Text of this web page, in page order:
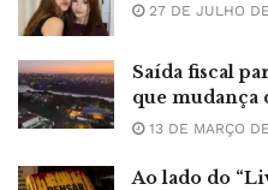
27 DE JULHO
Saída fiscal
que mudança
13 DE MARÇO
Ao lado do